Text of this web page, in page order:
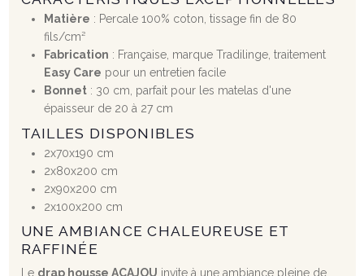
Matière : Percale 100% coton, tissage fin de 80
fils/cm²
Fabrication : Française, marque Tradilinge, traitement
Easy Care pour un entretien facile
Bonnet: 30 cm, parfait pour les matelas d'une
épaisseur de 20 à 27 cm
TAILLES DISPONIBLES
2x70x190 cm
2x80x200 cm
2x90x200 cm
2x100x200 cm
UNE AMBIANCE CHALEUREUSE ET
RAFFINÉE
Le drap housse ACAJOU invite à une ambiance pleine de